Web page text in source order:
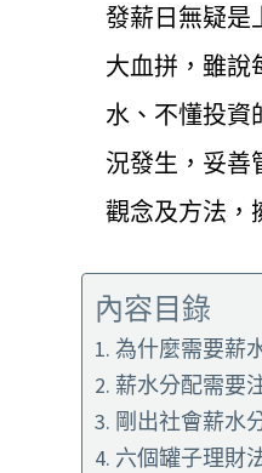
發薪日無疑是
大血拼，雖說
水、不懂投資
況發生，妥善
觀念及方法，
內容目錄
為什麼需要薪
薪水分配需要
剛出社會薪水
六個罐子理財